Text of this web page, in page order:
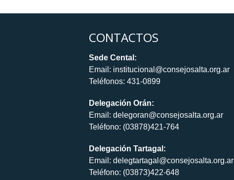
CONTACTOS
Sede Cental:
Email: institucional@consejosalta.org.ar
Teléfonos: 431-0899
Delegación Orán:
Email: delegoran@consejosalta.org.ar
Teléfono: (03878)421-764
Delegación Tartagal:
Email: delegtartagal@consejosalta.org.ar
Teléfono: (03873)422-648